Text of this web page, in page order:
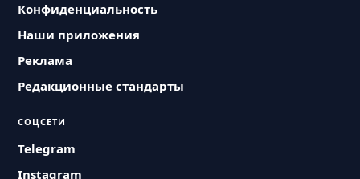
Конфиденциальность
Наши приложения
Реклама
Редакционные стандарты
СОЦСЕТИ
Telegram
Instagram